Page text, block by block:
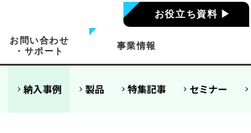
お役立ち資料 ▶
お問い合わせ
・サポート
事業情報
納入事例 製品 特集記事 セミナー